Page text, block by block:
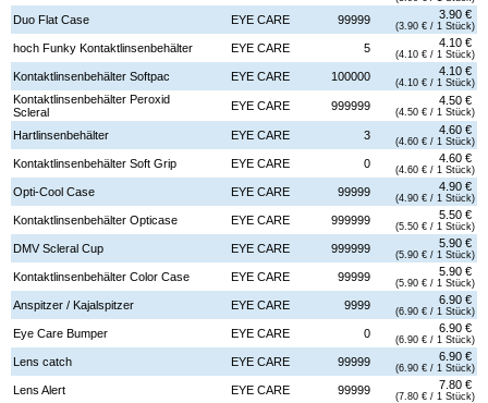
Duo Flat Case EYE CARE 99999 3.90 €
(3.90 € / 1 Stück)
hoch Funky Kontaktlinsenbehälter EYE CARE 5 4.10 €
(4.10 € / 1 Stück)
Kontaktlinsenbehälter Softpac EYE CARE 100000 4.10 €
(4.10 € / 1 Stück)
Kontaktlinsenbehälter Peroxid
Scleral
EYE CARE 999999 4.50 €
(4.50 € / 1 Stück)
Hartlinsenbehälter EYE CARE 3 4.60 €
(4.60 € / 1 Stück)
Kontaktlinsenbehälter Soft Grip EYE CARE 0 4.60 €
(4.60 € / 1 Stück)
Opti-Cool Case EYE CARE 99999 4.90 €
(4.90 € / 1 Stück)
Kontaktlinsenbehälter Opticase EYE CARE 999999 5.50 €
(5.50 € / 1 Stück)
DMV Scleral Cup EYE CARE 999999 5.90 €
(5.90 € / 1 Stück)
Kontaktlinsenbehälter Color Case EYE CARE 99999 5.90 €
(5.90 € / 1 Stück)
Anspitzer / Kajalspitzer EYE CARE 9999 6.90 €
(6.90 € / 1 Stück)
Eye Care Bumper EYE CARE 0 6.90 €
(6.90 € / 1 Stück)
Lens catch EYE CARE 99999 6.90 €
(6.90 € / 1 Stück)
Lens Alert EYE CARE 99999 7.80 €
(7.80 € / 1 Stück)